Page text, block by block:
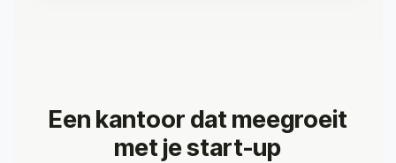
Een kantoor dat meegroeit
met je start-up